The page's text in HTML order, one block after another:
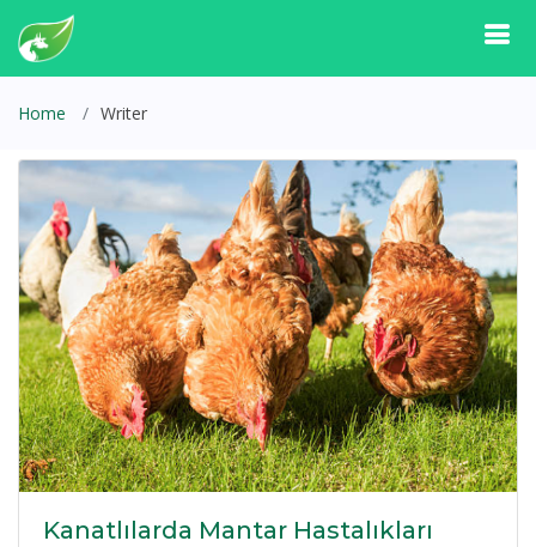
Home Writer
Kanatlılarda Mantar Hastalıkları